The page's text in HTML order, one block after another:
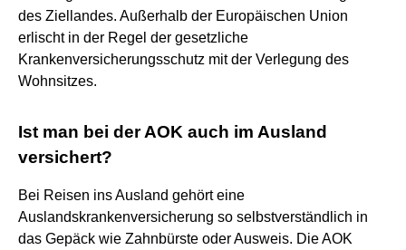
des Ziellandes. Außerhalb der Europäischen Union
erlischt in der Regel der gesetzliche
Krankenversicherungsschutz mit der Verlegung des
Wohnsitzes.
Ist man bei der AOK auch im Ausland
versichert?
Bei Reisen ins Ausland gehört eine
Auslandskrankenversicherung so selbstverständlich in
das Gepäck wie Zahnbürste oder Ausweis. Die AOK